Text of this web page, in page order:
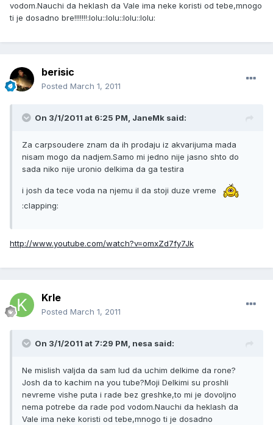
vodom.Nauchi da heklash da Vale ima neke koristi od tebe,mnogo
ti je dosadno bre!!!!!!!:lolu::lolu::lolu::lolu:
berisic
Posted March 1, 2011
On 3/1/2011 at 6:25 PM, JaneMk said:
Za carpsoudere znam da ih prodaju iz akvarijuma mada
nisam mogo da nadjem.Samo mi jedno nije jasno shto do
sada niko nije uronio delkima da ga testira
i josh da tece voda na njemu il da stoji duze vreme
:clapping:
http://www.youtube.com/watch?v=omxZd7fy7Jk
Krle
Posted March 1, 2011
On 3/1/2011 at 7:29 PM, nesa said:
Ne mislish valjda da sam lud da uchim delkime da rone?
Josh da to kachim na you tube?Moji Delkimi su proshli
nevreme vishe puta i rade bez greshke,to mi je dovoljno
nema potrebe da rade pod vodom.Nauchi da heklash da
Vale ima neke koristi od tebe,mnogo ti je dosadno